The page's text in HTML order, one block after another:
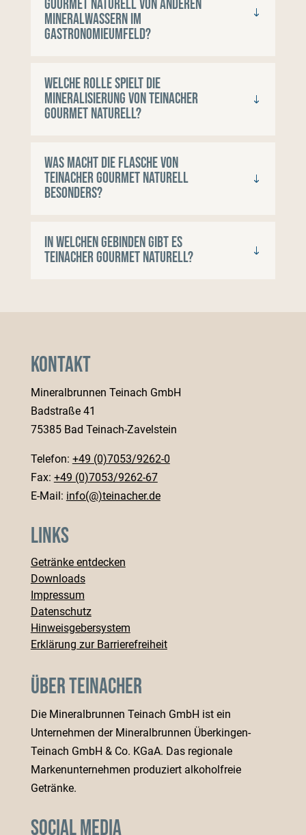
Gourmet Naturell von anderen
Mineralwassern im
Gastronomieumfeld?
Welche Rolle spielt die
Mineralisierung von Teinacher
Gourmet Naturell?
Was macht die Flasche von
Teinacher Gourmet Naturell
besonders?
In welchen Gebinden gibt es
Teinacher Gourmet Naturell?
Kontakt
Mineralbrunnen Teinach GmbH
Badstraße 41
75385 Bad Teinach-Zavelstein
Telefon: +49 (0)7053/9262-0
Fax: +49 (0)7053/9262-67
E-Mail: info(@)teinacher.de
Links
Getränke entdecken
Downloads
Impressum
Datenschutz
Hinweisgebersystem
Erklärung zur Barrierefreiheit
Über Teinacher
Die Mineralbrunnen Teinach GmbH ist ein
Unternehmen der Mineralbrunnen Überkingen-
Teinach GmbH & Co. KGaA. Das regionale
Markenunternehmen produziert alkoholfreie
Getränke.
Social Media